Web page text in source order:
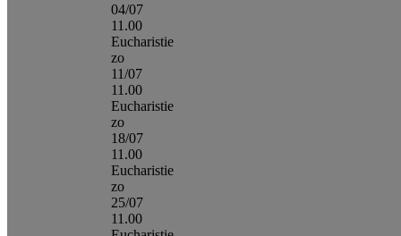
04/07
11.00
Eucharistie
zo
11/07
11.00
Eucharistie
zo
18/07
11.00
Eucharistie
zo
25/07
11.00